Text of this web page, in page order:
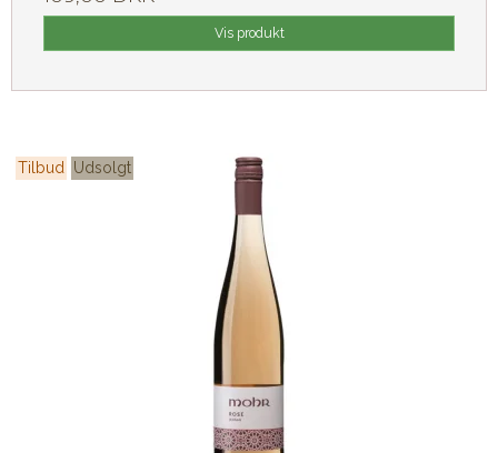
Vis produkt
Tilbud Udsolgt